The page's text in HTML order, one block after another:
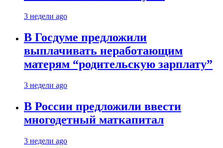
3 недели ago
В Госдуме предложили
выплачивать неработающим
матерям “родительскую зарплату”
3 недели ago
В России предложили ввести
многодетный маткапитал
3 недели ago